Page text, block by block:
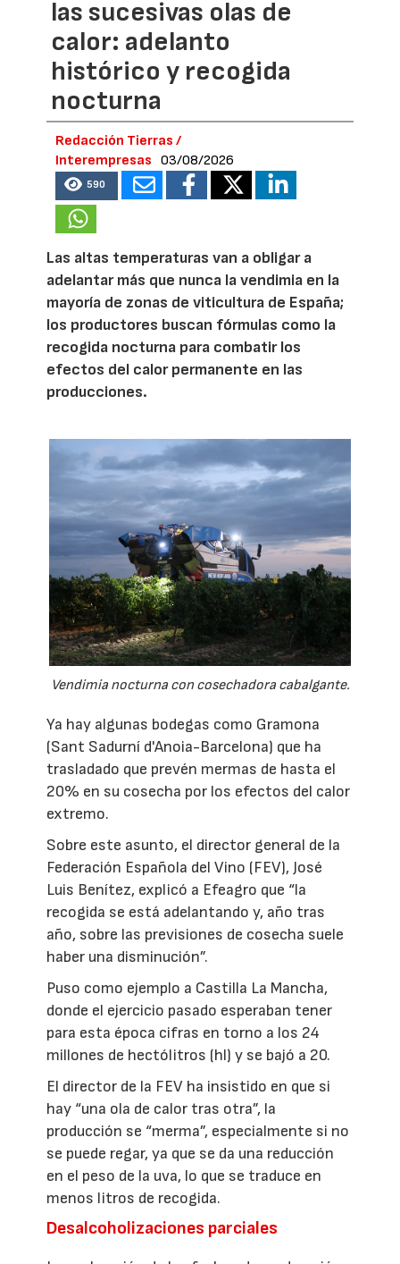
las sucesivas olas de
calor: adelanto
histórico y recogida
nocturna
Redacción Tierras /
Interempresas
03/08/2026
590
Las altas temperaturas van a obligar a
adelantar más que nunca la vendimia en la
mayoría de zonas de viticultura de España;
los productores buscan fórmulas como la
recogida nocturna para combatir los
efectos del calor permanente en las
producciones.
Vendimia nocturna con cosechadora cabalgante.
Ya hay algunas bodegas como Gramona
(Sant Sadurní d'Anoia-Barcelona) que ha
trasladado que prevén mermas de hasta el
20% en su cosecha por los efectos del calor
extremo.
Sobre este asunto, el director general de la
Federación Española del Vino (FEV), José
Luis Benítez, explicó a Efeagro que “la
recogida se está adelantando y, año tras
año, sobre las previsiones de cosecha suele
haber una disminución”.
Puso como ejemplo a Castilla La Mancha,
donde el ejercicio pasado esperaban tener
para esta época cifras en torno a los 24
millones de hectólitros (hl) y se bajó a 20.
El director de la FEV ha insistido en que si
hay “una ola de calor tras otra”, la
producción se “merma”, especialmente si no
se puede regar, ya que se da una reducción
en el peso de la uva, lo que se traduce en
menos litros de recogida.
Desalcoholizaciones parciales